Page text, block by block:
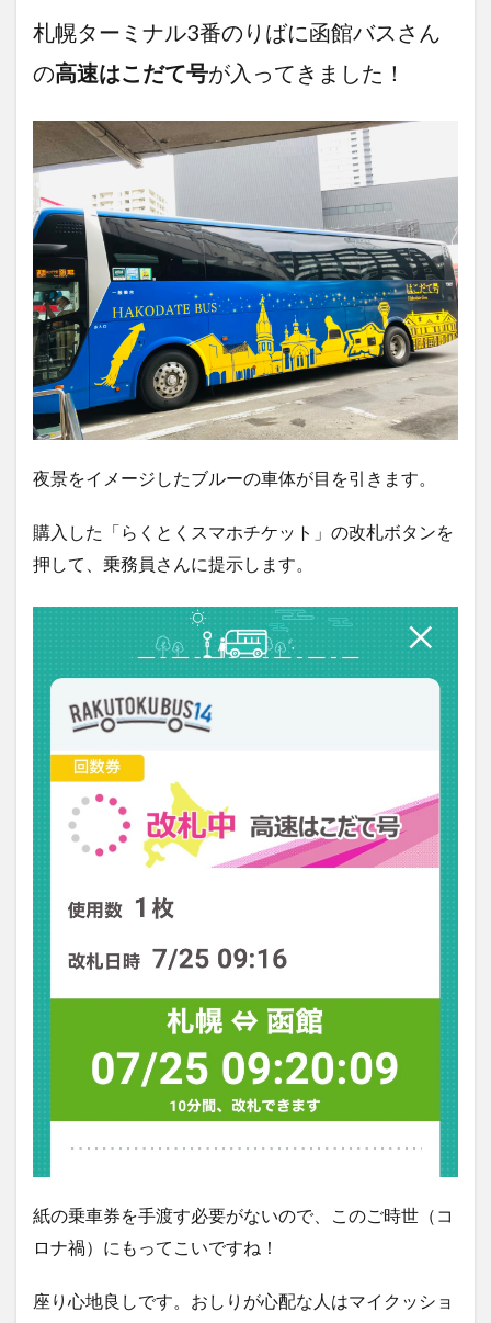
札幌ターミナル3番のりばに函館バスさん
の高速はこだて号が入ってきました！
夜景をイメージしたブルーの車体が目を引きます。
購入した「らくとくスマホチケット」の改札ボタンを
押して、乗務員さんに提示します。
紙の乗車券を手渡す必要がないので、このご時世（コ
ロナ禍）にもってこいですね！
座り心地良しです。おしりが心配な人はマイクッショ